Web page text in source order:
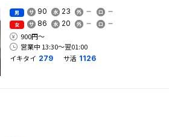
男 90 23
女 86 20
900円〜
営業中 13:30〜翌01:00
イキタイ 279 サ活 1126